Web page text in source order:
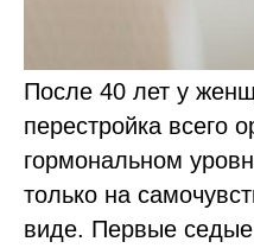
После 40 лет у
перестройка всего
гормональном
только на
виде. Первые